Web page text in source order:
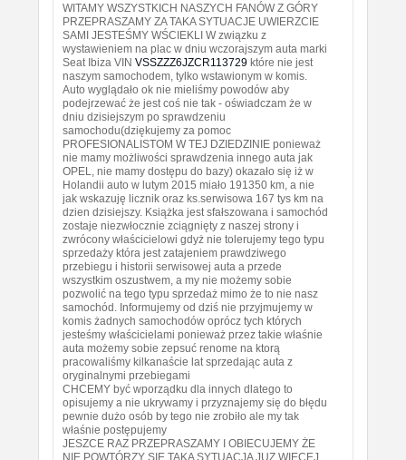
WITAMY WSZYSTKICH NASZYCH FANÓW Z GÓRY
PRZEPRASZAMY ZA TAKA SYTUACJE UWIERZCIE
SAMI JESTEŚMY WŚCIEKLI W związku z
wystawieniem na plac w dniu wczorajszym auta marki
Seat Ibiza VIN VSSZZZ6JZCR113729które nie jest
naszym samochodem, tylko wstawionym w komis.
Auto wyglądało ok nie mieliśmy powodów aby
podejrzewać że jest coś nie tak - oświadczam że w
dniu dzisiejszym po sprawdzeniu
samochodu(dziękujemy za pomoc
PROFESIONALISTOM W TEJ DZIEDZINIE ponieważ
nie mamy możliwości sprawdzenia innego auta jak
OPEL, nie mamy dostępu do bazy) okazało się iż w
Holandii auto w lutym 2015 miało 191350 km, a nie
jak wskazuję licznik oraz ks.serwisowa 167 tys km na
dzien dzisiejszy. Książka jest sfałszowana i samochód
zostaje niezwłocznie zciągnięty z naszej strony i
zwrócony właścicielowi gdyż nie tolerujemy tego typu
sprzedaży która jest zatajeniem prawdziwego
przebiegu i historii serwisowej auta a przede
wszystkim oszustwem, a my nie możemy sobie
pozwolić na tego typu sprzedaż mimo że to nie nasz
samochód. Informujemy od dziś nie przyjmujemy w
komis żadnych samochodów oprócz tych których
jesteśmy właścicielami ponieważ przez takie właśnie
auta możemy sobie zepsuć renome na ktorą
pracowaliśmy kilkanaście lat sprzedając auta z
oryginalnymi przebiegami
CHCEMY być wporządku dla innych dlatego to
opisujemy a nie ukrywamy i przyznajemy się do błędu
pewnie dużo osób by tego nie zrobiło ale my tak
właśnie postępujemy
JESZCE RAZ PRZEPRASZAMY I OBIECUJEMY ŻE
NIE POWTÓRZY SIE TAKA SYTUACJA JUZ WIĘCEJ